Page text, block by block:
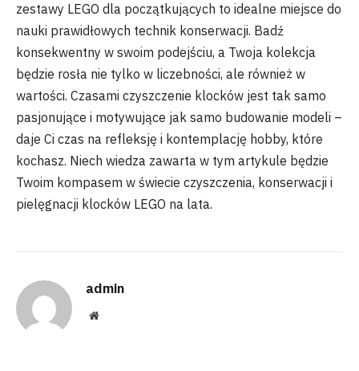
zestawy LEGO dla początkujących to idealne miejsce do
nauki prawidłowych technik konserwacji. Badź
konsekwentny w swoim podejściu, a Twoja kolekcja
będzie rosła nie tylko w liczebności, ale również w
wartości. Czasami czyszczenie klocków jest tak samo
pasjonujące i motywujące jak samo budowanie modeli –
daje Ci czas na refleksję i kontemplację hobby, które
kochasz. Niech wiedza zawarta w tym artykule będzie
Twoim kompasem w świecie czyszczenia, konserwacji i
pielęgnacji klocków LEGO na lata.
admin
Website